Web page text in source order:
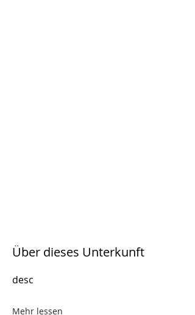
Über dieses Unterkunft
desc
Mehr lessen